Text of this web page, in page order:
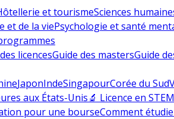
et tourismeSciences
et de la viePsychologie et santé
licencesGuide des mastersGuide
JaponIndeSingapourCorée du Sud
aux États-Unis🔬 Licence en STEM
pour une bourseComment